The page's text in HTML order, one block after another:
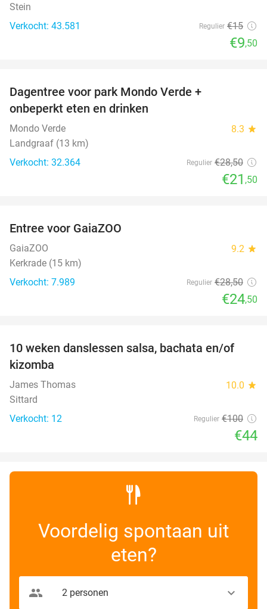
Stein
Verkocht: 43.581
Regulier €15
€9,50
Dagentree voor park Mondo Verde +
onbeperkt eten en drinken
Mondo Verde 8.3 star
Landgraaf (13 km)
Verkocht: 32.364
Regulier €28,50
€21 ,50
Entree voor GaiaZOO
GaiaZOO 9.2 star
Kerkrade (15 km)
Verkocht: 7.989
Regulier €28,50
€24,50
56%
10 weken danslessen salsa, bachata en/of
kizomba
James Thomas 10.0 star
Sittard
Verkocht: 12
Regulier €100
€44
Voordelig spontaan uit
eten?